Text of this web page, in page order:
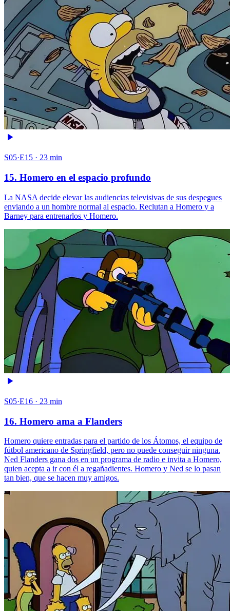
S05·E15 · 23 min
15. Homero en el espacio profundo
La NASA decide elevar las audiencias televisivas de sus despegues
enviando a un hombre normal al espacio. Reclutan a Homero y a
Barney para entrenarlos y Homero.
S05·E16 · 23 min
16. Homero ama a Flanders
Homero quiere entradas para el partido de los Átomos, el equipo de
fútbol americano de Springfield, pero no puede conseguir ninguna.
Ned Flanders gana dos en un programa de radio e invita a Homero,
quien acepta a ir con él a regañadientes. Homero y Ned se lo pasan
tan bien, que se hacen muy amigos.